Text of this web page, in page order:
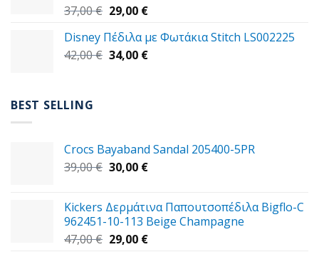
37,00€ Original
was:
37,00 €.
29,00 €Η
τιμή
είναι:
Disney Πέδιλα με Φωτάκια Stitch LS002225
42,00€ Original
34,00 €Η
BEST SELLING
Crocs Bayaband Sandal 205400-5PR
39,00€ Original
39,00 €.
30,00 €Η
είναι:
30,00 €.
Kickers Δερμάτινα Παπουτσοπέδιλα Bigflo-C
962451-10-113 Beige Champagne
47,00€ Original
29,00 €Η